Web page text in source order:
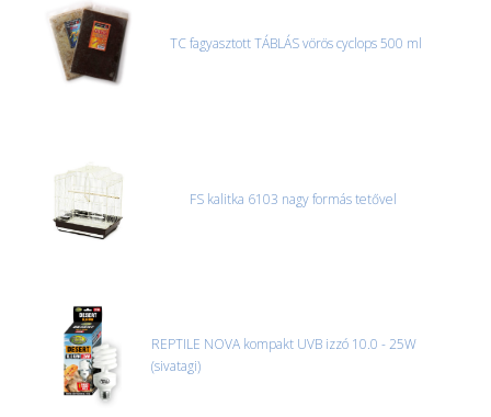
TC fagyasztott TÁBLÁS vörös cyclops 500 ml
FS kalitka 6103 nagy formás tetővel
REPTILE NOVA kompakt UVB izzó 10.0 - 25W
(sivatagi)